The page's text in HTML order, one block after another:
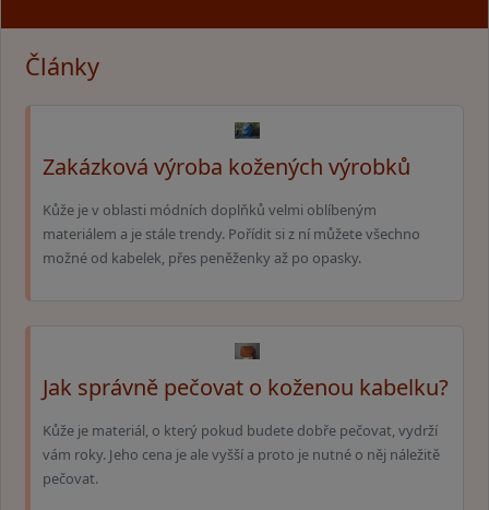
Články
Zakázková výroba kožených výrobků
Kůže je v oblasti módních doplňků velmi oblíbeným
materiálem a je stále trendy. Pořídit si z ní můžete všechno
možné od kabelek, přes peněženky až po opasky.
Jak správně pečovat o koženou kabelku?
Kůže je materiál, o který pokud budete dobře pečovat, vydrží
vám roky. Jeho cena je ale vyšší a proto je nutné o něj náležitě
pečovat.